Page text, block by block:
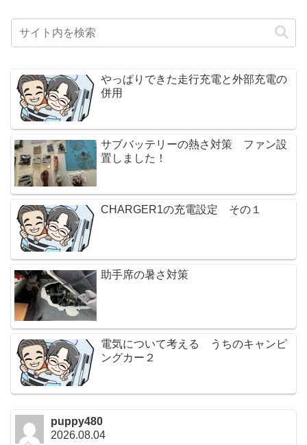
やっぱりできた走行充電と外部充電の
併用
サブバッテリーの熱さ対策 ファン設
置しました！
CHARGER1の充電設定 その１
助手席の暑さ対策
電気について考える うちのキャンピ
ングカー２
puppy480
2026.08.04